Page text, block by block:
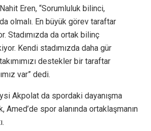
Eren, “Sorumluluk bilinci,
olmalı. En büyük görev taraftar
Stadımızda da ortak bilinç
Kendi stadımızda daha gür
destekler bir taraftar
var” dedi.
Akpolat da spordaki dayanışma
Amed’de spor alanında ortaklaşmanın